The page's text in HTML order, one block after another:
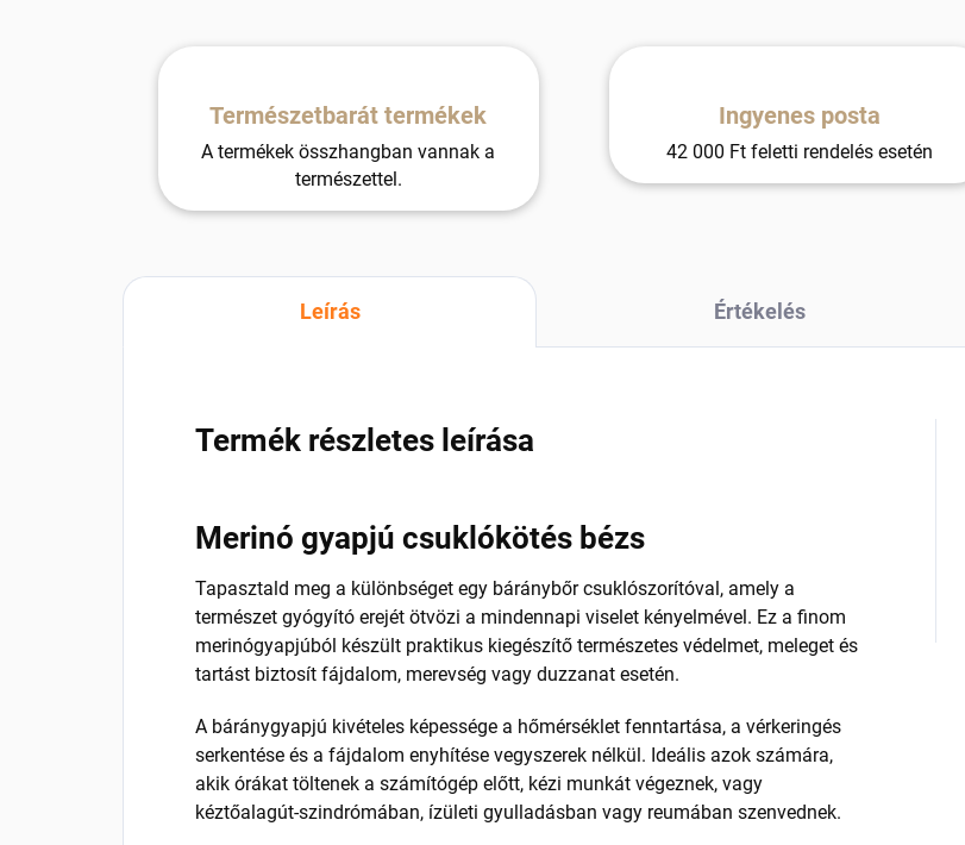
Természetbarát termékek
A termékek összhangban vannak a
természettel.
Ingyenes posta
42 000 Ft feletti rendelés esetén
Leírás Értékelés
Termék részletes leírása
Merinó gyapjú csuklókötés bézs
Tapasztald meg a különbséget egy báránybőr csuklószorítóval, amely a
természet gyógyító erejét ötvözi a mindennapi viselet kényelmével. Ez a finom
merinógyapjúból készült praktikus kiegészítő természetes védelmet, meleget és
tartást biztosít fájdalom, merevség vagy duzzanat esetén.
A báránygyapjú kivételes képessége a hőmérséklet fenntartása, a vérkeringés
serkentése és a fájdalom enyhítése vegyszerek nélkül. Ideális azok számára,
akik órákat töltenek a számítógép előtt, kézi munkát végeznek, vagy
kéztőalagút-szindrómában, ízületi gyulladásban vagy reumában szenvednek.